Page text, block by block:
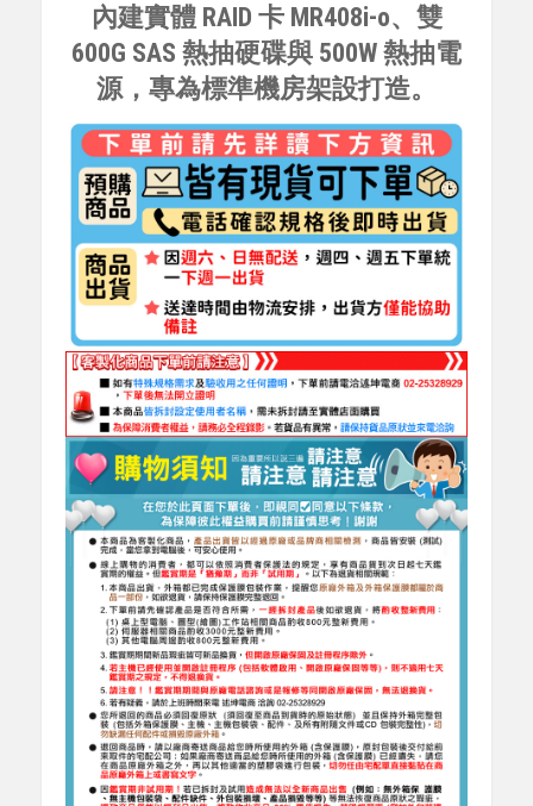
內建實體 RAID 卡 MR408i-o、雙
600G SAS 熱抽硬碟與 500W 熱抽電
源，專為標準機房架設打造。